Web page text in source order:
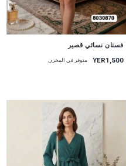
فستان نسائي قصير
YER1,500 متوفر في المخزن